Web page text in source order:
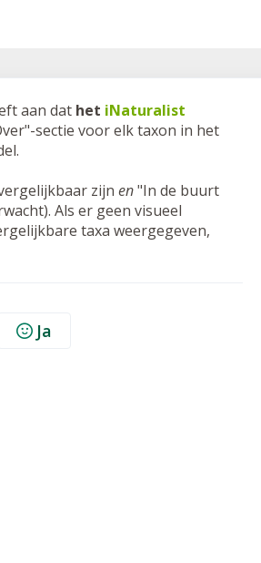
aan dat het iNaturalist
sectie voor elk taxon in het
zijn en"In de buurt
Als er geen visueel
taxa weergegeven,
Ja